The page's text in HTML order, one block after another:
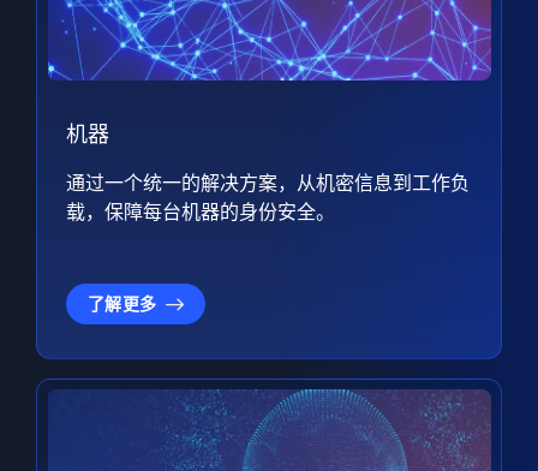
机器
通过一个统一的解决方案，从机密信息到工作负
载，保障每台机器的身份安全。
了解更多